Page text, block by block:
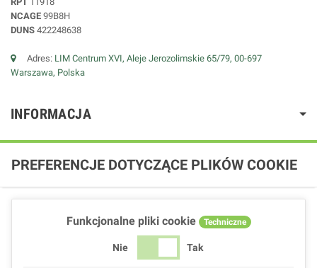
NCAGE 99B8H
DUNS 422248638
Adres: LIM Centrum XVI, Aleje Jerozolimskie 65/79, 00-697
Warszawa, Polska
INFORMACJA
PREFERENCJE DOTYCZĄCE PLIKÓW COOKIE
Funkcjonalne pliki cookie Techniczne
Nie Tak